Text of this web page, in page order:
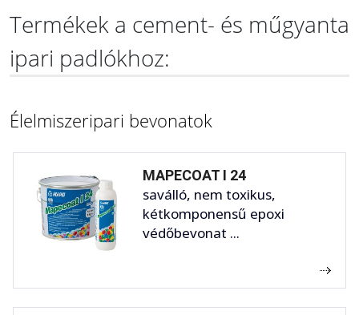
Termékek a cement- és műgyanta
ipari padlókhoz:
Élelmiszeripari bevonatok
MAPECOAT I 24
saválló, nem toxikus,
kétkomponensű epoxi
védőbevonat ...